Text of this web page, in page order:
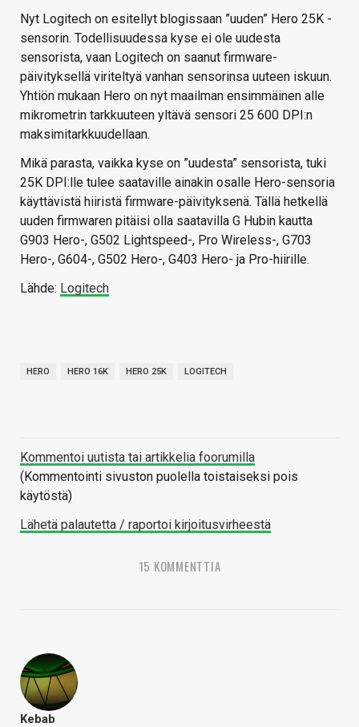
Nyt Logitech on esitellyt blogissaan ”uuden” Hero 25K -
sensorin. Todellisuudessa kyse ei ole uudesta
sensorista, vaan Logitech on saanut firmware-
päivityksellä viriteltyä vanhan sensorinsa uuteen iskuun.
Yhtiön mukaan Hero on nyt maailman ensimmäinen alle
mikrometrin tarkkuuteen yltävä sensori 25 600 DPI:n
maksimitarkkuudellaan.
Mikä parasta, vaikka kyse on ”uudesta” sensorista, tuki
25K DPI:lle tulee saataville ainakin osalle Hero-sensoria
käyttävistä hiiristä firmware-päivityksenä. Tällä hetkellä
uuden firmwaren pitäisi olla saatavilla G Hubin kautta
G903 Hero-, G502 Lightspeed-, Pro Wireless-, G703
Hero-, G604-, G502 Hero-, G403 Hero- ja Pro-hiirille.
Lähde: Logitech
HERO HERO 16K HERO 25K LOGITECH
Kommentoi uutista tai artikkelia foorumilla
(Kommentointi sivuston puolella toistaiseksi pois
käytöstä)
Lähetä palautetta / raportoi kirjoitusvirheestä
15 KOMMENTTIA
Kebab